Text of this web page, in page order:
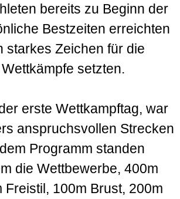
bereits zu Beginn der
Bestzeiten erreichten
starkes Zeichen für die
setzten.
erste Wettkampftag, war
anspruchsvollen Strecken
Programm standen
die Wettbewerbe, 400m
Freistil, 100m Brust, 200m